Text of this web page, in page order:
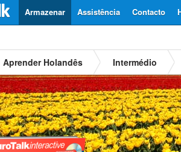
Contacto
Assistência
Armazenar
Aprender Holandês Intermédio